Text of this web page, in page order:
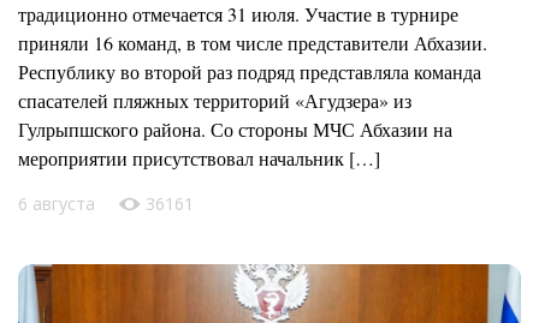
традиционно отмечается 31 июля. Участие в турнире
приняли 16 команд, в том числе представители Абхазии.
Республику во второй раз подряд представляла команда
спасателей пляжных территорий «Агудзера» из
Гулрыпшского района. Со стороны МЧС Абхазии на
мероприятии присутствовал начальник […]
6 августа 36161